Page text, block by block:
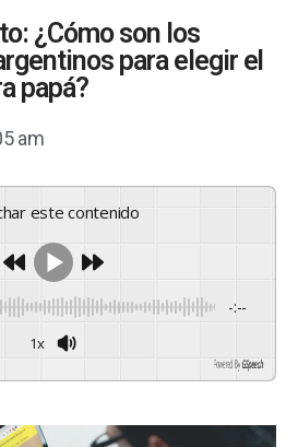
¿Cómo son los
para elegir el
papá?
am
este contenido
-:--
1x
Powered By GSpeech